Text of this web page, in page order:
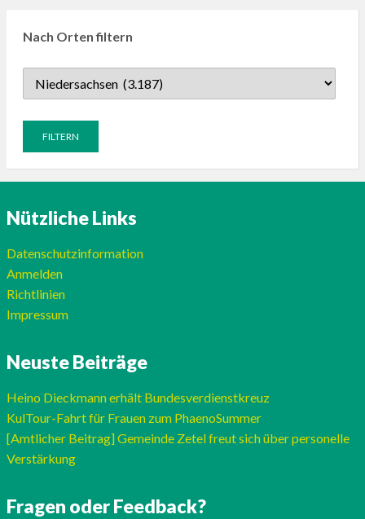
Nach Orten filtern
Nützliche Links
Datenschutzinformation
Anmelden
Richtlinien
Impressum
Neuste Beiträge
Heino Dieckmann erhält Bundesverdienstkreuz
KulTour-Fahrt für Frauen zum PhaenoSummer
[Amtlicher Beitrag] Gemeinde Zetel freut sich über personelle
Verstärkung
Fragen oder Feedback?